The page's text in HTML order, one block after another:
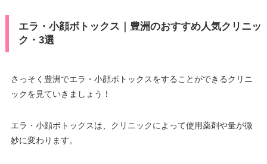
エラ・小顔ボトックス｜豊洲のおすすめ人気クリニッ
ク・3選
さっそく豊洲でエラ・小顔ボトックスをすることができるクリニ
ックを見ていきましょう！
エラ・小顔ボトックスは、クリニックによって使用薬剤や量が微
妙に変わります。